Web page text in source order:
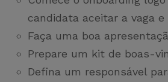
candidata aceitar a vaga e
Faça uma boa
Prepare um kit de boas-
Defina um responsável